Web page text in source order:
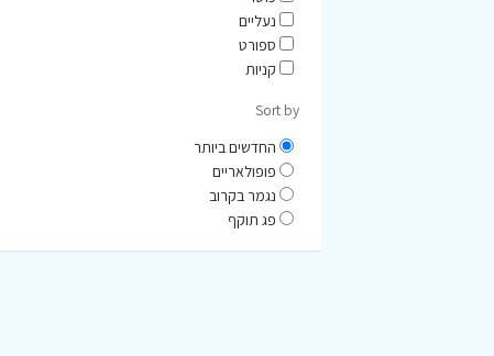
נעליים
ספורט
קניות
Sort by
החדשים ביותר
פופולאריים
נגמר בקרוב
פג תוקף